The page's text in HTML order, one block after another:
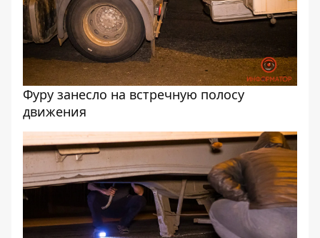
Фуру занесло на встречную полосу
движения